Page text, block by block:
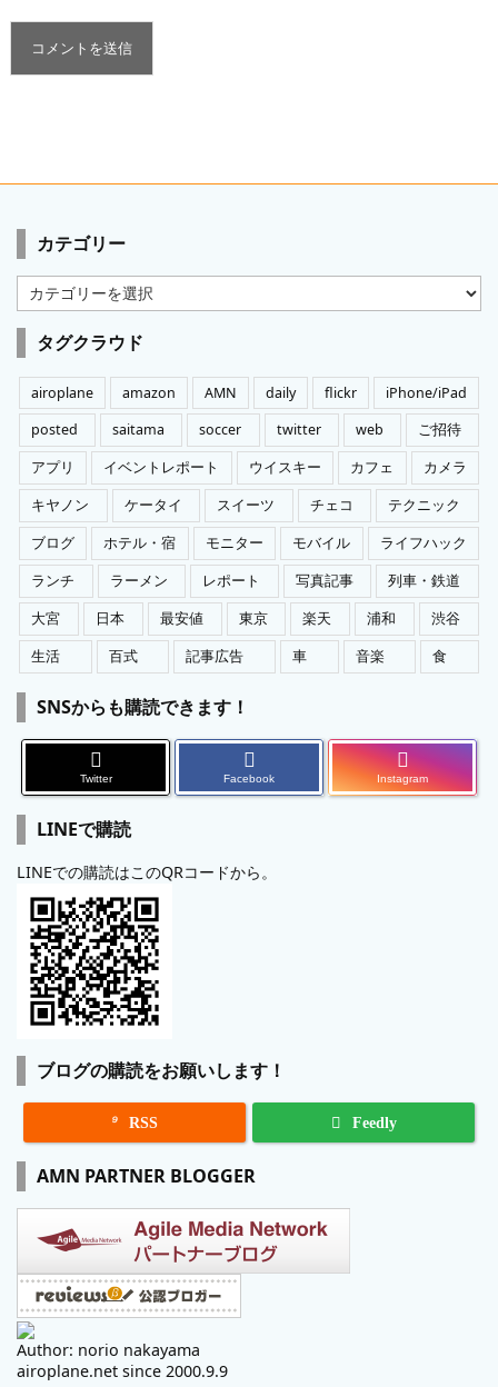
カテゴリー
カ
テ
ゴ
リ
ー
タグクラウド
airoplane amazon AMN daily flickr
iPhone/iPad
posted
saitama soccer twitter web
ご招待
アプリ
イベントレポート ウイスキー カフェ
カメラ
キヤノン
ケータイ スイーツ チェコ
テクニック
ブログ
ホテル・宿 モニター モバイル
ライフハック
ランチ
ラーメン レポート 写真記事
列車・鉄道
大宮
日本 最安値 東京 楽天 浦和
渋谷
生活
百式 記事広告 車 音楽 食
SNSからも購読できます！
Twitter Facebook Instagram
LINEで購読
LINEでの購読はこのQRコードから。
ブログの購読をお願いします！
 RSS Feedly
AMN PARTNER BLOGGER
Author: norio nakayama
airoplane.net since 2000.9.9